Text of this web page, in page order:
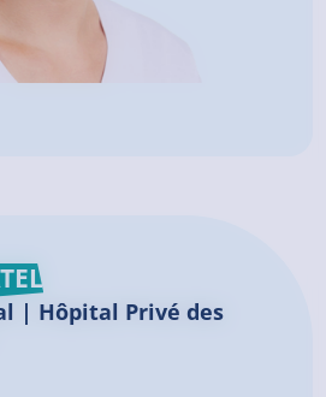
| Hôpital Privé des